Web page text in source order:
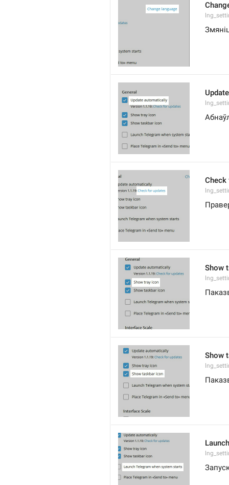
Check
Show
Show